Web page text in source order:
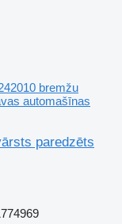
bremžu
automašīnas
paredzēts